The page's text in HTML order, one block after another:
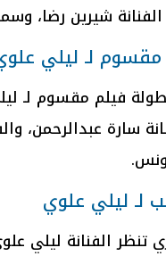
شيرين رضا،
لـ ليلي
فيلم مقسوم لـ
سارة عبدالرحمن،
لـ ليلي علوي
تنظر الفنانة ليلي